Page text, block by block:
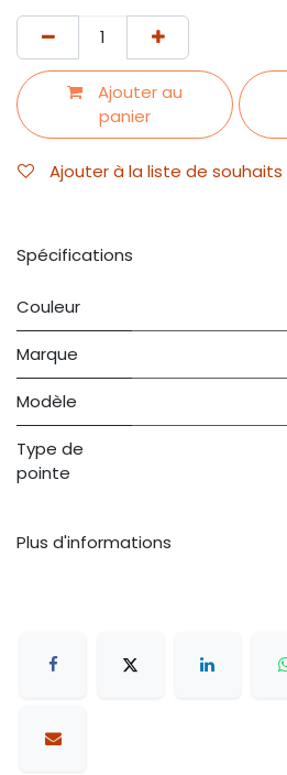
Ajouter au
panier
Ajouter à la liste de souhaits
Spécifications
Couleur
Marque
Modèle
Type de
pointe
Plus d'informations